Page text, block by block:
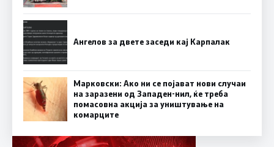
Ангелов за двете заседи кај Карпалак
Марковски: Ако ни се појават нови случаи
на заразени од Западен-нил, ќе треба
помасовна акција за уништување на
комарците